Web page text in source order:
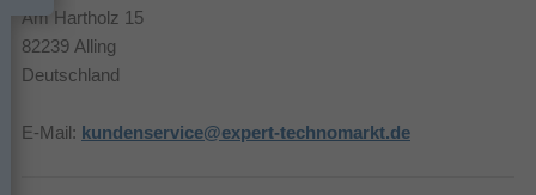
Am Hartholz 15
82239 Alling
Deutschland
E-Mail: kundenservice@expert-technomarkt.de